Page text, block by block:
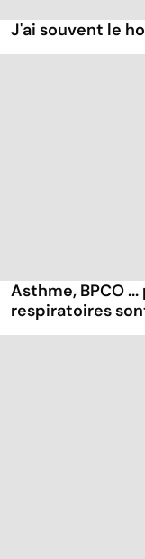
J'ai souvent le
Asthme, BPCO
respiratoires